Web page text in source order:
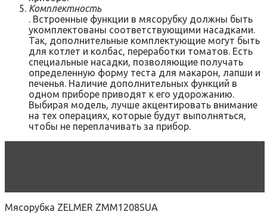
Комплектность
. Встроенные функции в мясорубку должны быть
укомплектованы соответствующими насадками.
Так, дополнительные комплектующие могут быть
для котлет и колбас, переработки томатов. Есть
специальные насадки, позволяющие получать
определенную форму теста для макарон, лапши и
печенья. Наличие дополнительных функций в
одном приборе приводят к его удорожанию.
Выбирая модель, лучше акцентировать внимание
на тех операциях, которые будут выполняться,
чтобы не переплачивать за прибор.
Мясорубка ZELMER ZMM1208SUA